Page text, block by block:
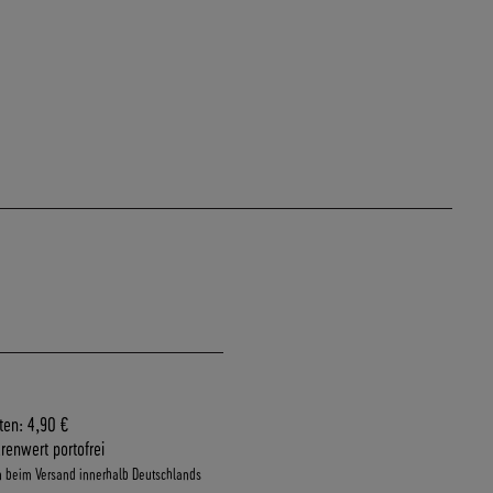
4,90 €
portofrei
beim Versand innerhalb Deutschlands